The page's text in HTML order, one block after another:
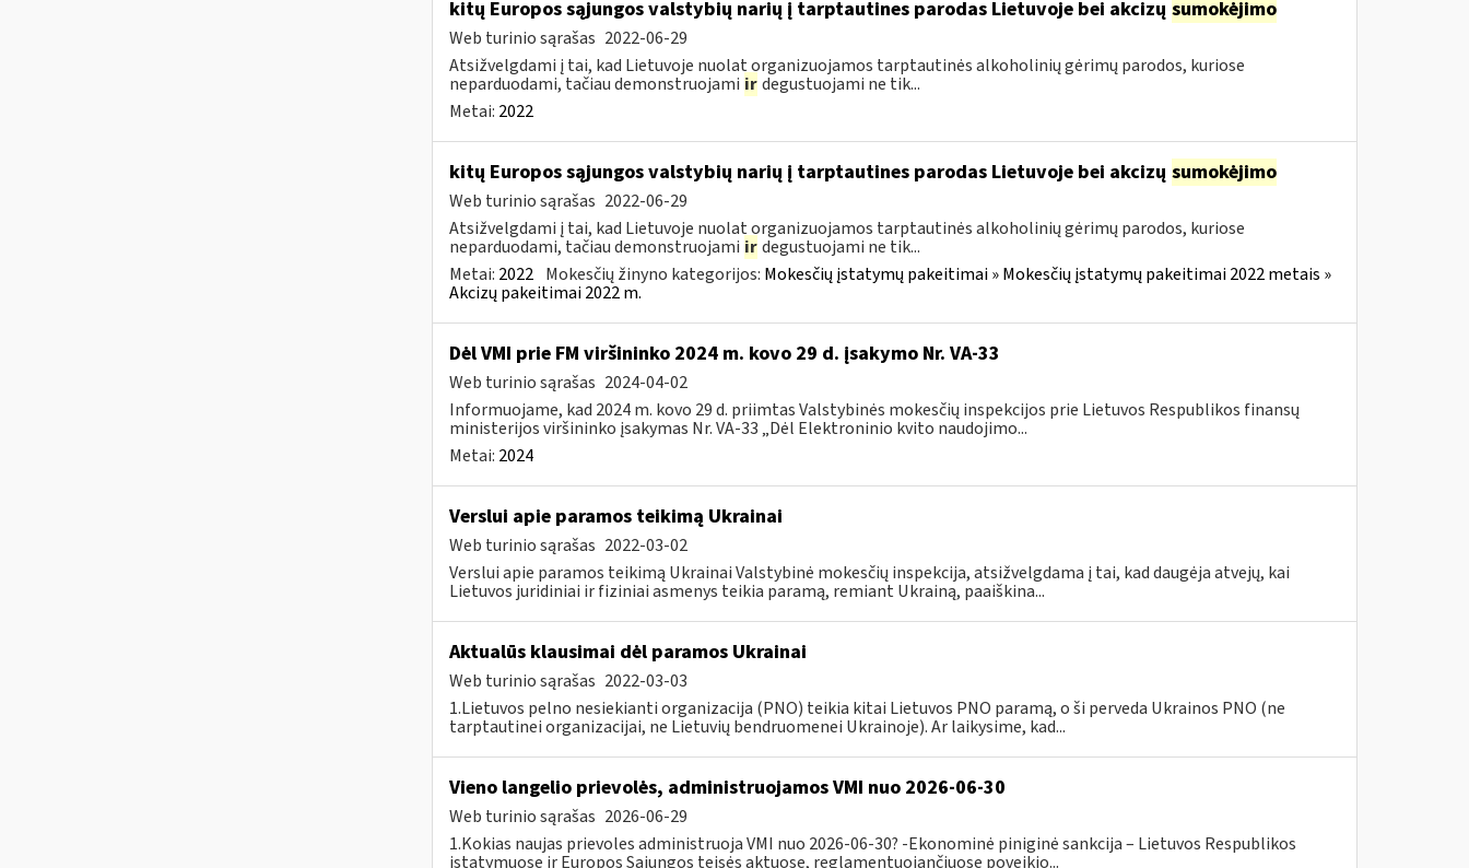
kitų Europos sąjungos valstybių narių į tarptautines parodas Lietuvoje bei akcizų sumokėjimo
Web turinio sąrašas 2022-06-29
Atsižvelgdami į tai, kad Lietuvoje nuolat organizuojamos tarptautinės alkoholinių gėrimų parodos, kuriose
neparduodami, tačiau demonstruojami ir degustuojami ne tik...
Metai: 2022
kitų Europos sąjungos valstybių narių į tarptautines parodas Lietuvoje bei akcizų sumokėjimo
Web turinio sąrašas 2022-06-29
Atsižvelgdami į tai, kad Lietuvoje nuolat organizuojamos tarptautinės alkoholinių gėrimų parodos, kuriose
neparduodami, tačiau demonstruojami ir degustuojami ne tik...
Metai: 2022 Mokesčių žinyno kategorijos: Mokesčių įstatymų pakeitimai » Mokesčių įstatymų pakeitimai 2022 metais »
Akcizų pakeitimai 2022 m.
Dėl VMI prie FM viršininko 2024 m. kovo 29 d. įsakymo Nr. VA-33
Web turinio sąrašas 2024-04-02
Informuojame, kad 2024 m. kovo 29 d. priimtas Valstybinės mokesčių inspekcijos prie Lietuvos Respublikos finansų
ministerijos viršininko įsakymas Nr. VA-33 „Dėl Elektroninio kvito naudojimo...
Metai: 2024
Verslui apie paramos teikimą Ukrainai
Web turinio sąrašas 2022-03-02
Verslui apie paramos teikimą Ukrainai Valstybinė mokesčių inspekcija, atsižvelgdama į tai, kad daugėja atvejų, kai
Lietuvos juridiniai ir fiziniai asmenys teikia paramą, remiant Ukrainą, paaiškina...
Aktualūs klausimai dėl paramos Ukrainai
Web turinio sąrašas 2022-03-03
1.Lietuvos pelno nesiekianti organizacija (PNO) teikia kitai Lietuvos PNO paramą, o ši perveda Ukrainos PNO (ne
tarptautinei organizacijai, ne Lietuvių bendruomenei Ukrainoje). Ar laikysime, kad...
Vieno langelio prievolės, administruojamos VMI nuo 2026-06-30
Web turinio sąrašas 2026-06-29
1.Kokias naujas prievoles administruoja VMI nuo 2026-06-30? -Ekonominė piniginė sankcija – Lietuvos Respublikos
įstatymuose ir Europos Sąjungos teisės aktuose, reglamentuojančiuose poveikio...